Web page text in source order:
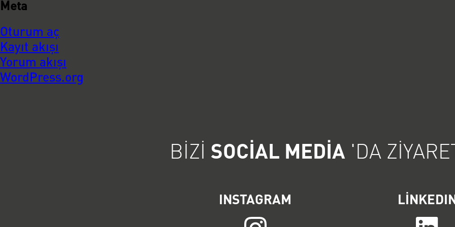
Meta
Oturum aç
Kayıt akışı
Yorum akışı
WordPress.org
BIZI SOCIAL MEDIA 'DA
INSTAGRAM